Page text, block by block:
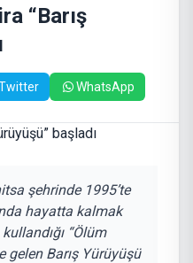
“Barış
WhatsApp
şehrinde 1995’te
hayatta kalmak
“Ölüm
gelen Barış Yürüyüşü